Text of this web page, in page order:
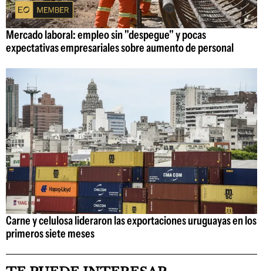
Mercado laboral: empleo sin "despegue" y pocas
expectativas empresariales sobre aumento de personal
Carne y celulosa lideraron las exportaciones uruguayas en los
primeros siete meses